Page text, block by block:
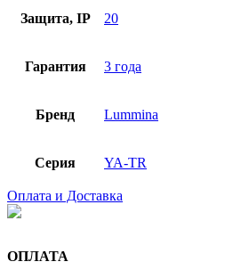
Защита, IP 20
Гарантия 3 года
Бренд Lummina
Серия YA-TR
Оплата и Доставка
ОПЛАТА